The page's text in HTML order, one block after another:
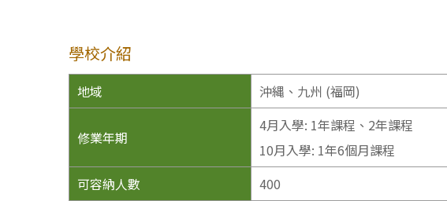
學校介紹
地域 沖縄、九州 (福岡)
修業年期
4月入學: 1年課程、2年課程
10月入學: 1年6個月課程
可容納人數
400